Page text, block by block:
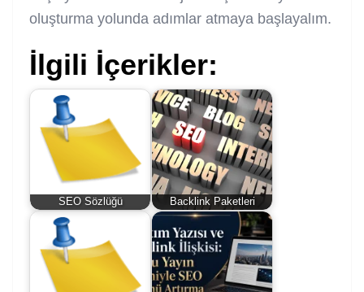
oluşturma yolunda adımlar atmaya başlayalım.
İlgili İçerikler:
SEO Sözlüğü Backlink Paketleri